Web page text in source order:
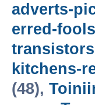
adverts-
erred-fools
transistors
kitchens-
(48),